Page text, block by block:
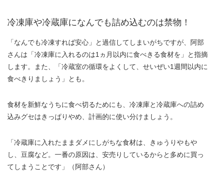
冷凍庫や冷蔵庫になんでも詰め込むのは禁物！
「なんでも冷凍すれば安心」と過信してしまいがちですが、阿部
さんは「冷凍庫に入れるのは1ヵ月以内に食べきる食材を」と指摘
します。また、「冷蔵室の循環をよくして、せいぜい1週間以内に
食べきりましょう」とも。
食材を新鮮なうちに食べ切るためにも、冷凍庫と冷蔵庫への詰め
込みグセはきっぱりやめ、計画的に使い分けましょう。
「冷蔵庫に入れたままダメにしがちな食材は、きゅうりやもや
し、豆腐など。一番の原因は、安売りしているからと多めに買っ
てしまうことです」（阿部さん）